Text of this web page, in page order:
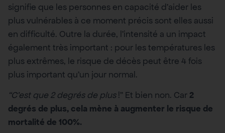
signifie que les personnes en capacité d’aider les
plus vulnérables à ce moment précis sont elles aussi
en difficulté. Outre la durée, l’intensité a un impact
également très important : pour les températures les
plus extrêmes, le risque de décès peut être 4 fois
plus important qu’un jour normal.
“C’est que 2 degrés de plus!” Et bien non. Car 2
degrés de plus, cela mène à augmenter le risque de
mortalité de 100%.